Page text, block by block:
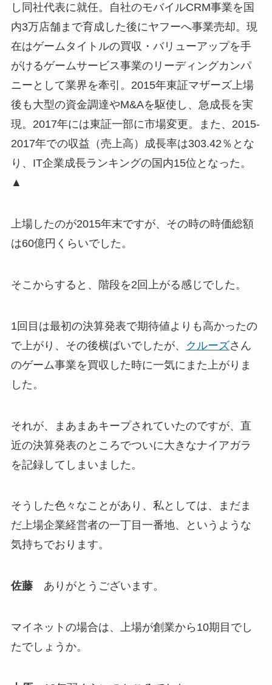
し同社代表に就任。自社のモバイルCRM事業を国
内3万店舗まで育成した後にヤフーへ事業売却。現
在はゲームタイトルの買収・バリューアップを手
がけるゲームサービス事業のリーディングカンパ
ニーとして業界を牽引。2015年東証マザーズ上場
後も大型の資金調達やM&Aを駆使し、急成長を実
現。2017年には東証一部に市場変更。また、2015-
2017年での収益（売上高）成長率は303.42％とな
り、IT企業成長ランキングの国内15位となった。
▲
上場したのが2015年末ですが、その時の時価総額
は60億円くらいでした。
そこからすると、階段を2回上がる感じでした。
1回目は最初の決算発表で期待値よりも高かったの
で上がり、その後横ばいでしたが、
クルーズさん
のゲーム事業を買収した時に一気にまた上がりま
した。
それが、まあまあキープされていたのですが、直
近の決算発表のところでついに大きなナイアガラ
を記録してしまいました。
そうした色々なことがあり、私としては、まだま
だ上場企業経営者の一丁目一番地、というような
気持ちでおります。
佐藤ありがとうございます。
マイネットの場合は、上場が創業から10期目でし
たでしょうか。